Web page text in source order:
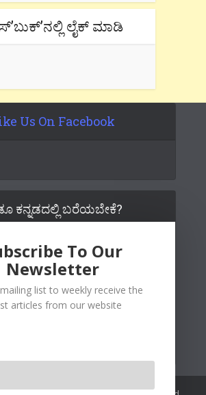
ಲೈಕ್ ಮಾಡಿ
Us On Facebook
ಕನ್ನಡದಲ್ಲಿ ಬರೆಯಬೇಕೆ?
To Our
Newsletter
list to weekly receive the
articles from our website